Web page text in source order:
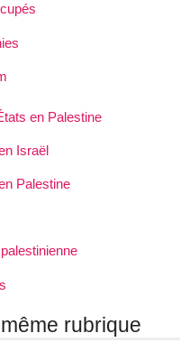
en Palestine
Israël
Palestine
palestinienne
rubrique